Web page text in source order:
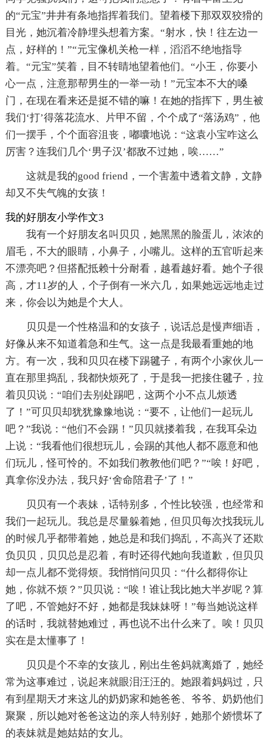
的“元宝”井井有条地指挥着我们。望着楼下那双双狡猾的
目光，她沉着冷静埋头想着方案。“射水，快！往左边一
点，好样的！”“元宝像机关枪一样，滔滔不绝地指导
着。“元宝”笑着，目不转睛地望着他们。“小王，你要小
心一点，注意那帮男生的一举一动！”元宝本不大的嗓
门，在现在看来还是挺不错的嘛！在她的指挥下，男生被
我们‘打’得落花流水、片甲不留，个个成了“落汤鸡”，他
们一摆手，个个面容沮丧，嘟囔地说：“这袁小宝咋这么
厉害？连我们几个‘男子汉’都敌不过她，唉……”
这就是我的good friend，一个害羞中透着文静，文静
却又不失气魄的女孩！
我的好朋友小学作文3
我有一个好朋友名叫贝贝，她黑黑的脸蛋儿，浓浓的
眉毛，不大的眼睛，小鼻子，小嘴儿。这样的五官听起来
不漂亮吧？但搭配抵赖十分耐看，越看越好看。她个子很
高，才11岁的人，个子倒有一米六几，如果她远远地走过
来，你会以为她是个大人。
贝贝是一个性格温和的女孩子，说话总是慢声细语，
好像从来不知道着急和生气。这一点是我最看重她的地
方。有一次，我和贝贝在楼下踢毽子，有两个小家伙儿一
直在那里捣乱，我都快烦死了，于是我一把接住毽子，拉
着贝贝说：“咱们去别处踢吧，这两个小不点儿烦透
了！”可贝贝却犹犹豫豫地说：“要不，让他们一起玩儿
吧？”我说：“他们不会踢！”贝贝就搂着我，在我耳朵边
上说：“我看他们很想玩儿，会踢的其他人都不愿意和他
们玩儿，怪可怜的。不如我们教教他们吧？”“唉！好吧，
真拿你没办法，我只好‘舍命陪君子’了！”
贝贝有一个表妹，话特别多，个性比较强，也经常和
我们一起玩儿。我总是尽量躲着她，但贝贝每次找我玩儿
的时候几乎都带着她，她总是和我们捣乱，不高兴了还欺
负贝贝，贝贝总是忍着，有时还得代她向我道歉，但贝贝
却一点儿都不觉得烦。我悄悄问贝贝：“什么都得你让
她，你就不烦？”贝贝说：“唉！谁让我比她大半岁呢？算
了吧，不管她好不好，她都是我妹妹呀！”每当她说这样
的话时，我就替她难过，再也说不出什么来了。唉！贝贝
实在是太懂事了！
贝贝是个不幸的女孩儿，刚出生爸妈就离婚了，她经
常为这事难过，说起来就眼泪汪汪的。她跟着妈妈过，只
有到星期天才来这儿的奶奶家和她爸爸、爷爷、奶奶他们
聚聚，所以她对爸爸这边的亲人特别好，她那个娇惯坏了
的表妹就是她姑姑的女儿。